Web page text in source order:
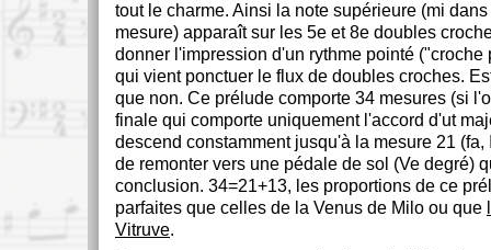
tout le charme. Ainsi la note supérieure (mi
mesure) apparaît sur les 5e et 8e doubles
donner l'impression d'un rythme pointé ("croche
qui vient ponctuer le flux de doubles croches.
que non. Ce prélude comporte 34 mesures (si
finale qui comporte uniquement l'accord d'ut
descend constamment jusqu'à la mesure 21 (fa,
de remonter vers une pédale de sol (Ve degré)
conclusion. 34=21+13, les proportions de ce
parfaites que celles de la Venus de Milo ou que
Vitruve.